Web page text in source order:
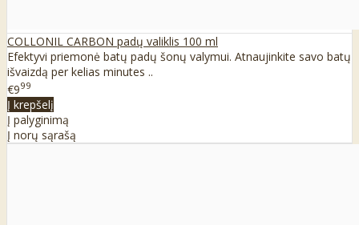
COLLONIL CARBON padų valiklis 100 ml
Efektyvi priemonė batų padų šonų valymui. Atnaujinkite savo batų
išvaizdą per kelias minutes ..
€999
Į krepšelį
Į palyginimą
Į norų sąrašą